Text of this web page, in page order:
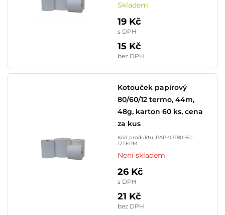
Skladem
19 Kč
s DPH
15 Kč
bez DPH
Kotouček papírový
80/60/12 termo, 44m,
48g, karton 60 ks, cena
za kus
Kód produktu: PAPKOT80-60-
12TERM
Není skladem
26 Kč
s DPH
21 Kč
bez DPH